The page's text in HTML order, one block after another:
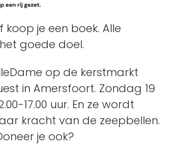
koop je een boek. Alle
goede doel.
op de kerstmarkt
in Amersfoort. Zondag 19
17.00 uur. En ze wordt
kracht van de zeepbellen.
je ook?